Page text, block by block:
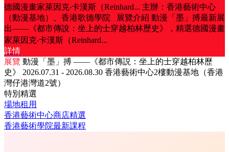
德國漫畫家萊因克‧卡漢斯（Reinhard... 主辦：香港藝術中心
（動漫基地）、香港歌德學院 展覽介紹 動漫「墨」搏最新展
出——《都市傳說：坐上的士穿越柏林歷史》，精選德國漫畫
家萊因克‧卡漢斯（Reinhard...
詳情
展覽 動漫「墨」搏 ——《都市傳説：坐上的士穿越柏林歷
史》
2026.07.31 - 2026.08.30 香港藝術中心2樓動漫基地（香港
灣仔港灣道2號）
特別精選
場地租用
香港藝術中心商店精選
香港藝術學院最新課程